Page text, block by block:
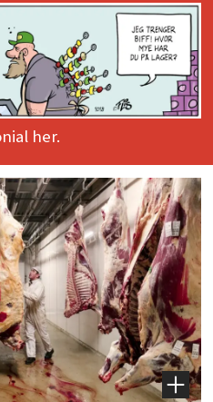
her.